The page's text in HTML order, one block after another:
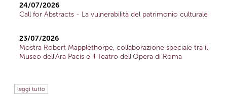
24/07/2026
Call for Abstracts - La vulnerabilità del patrimonio culturale
23/07/2026
Mostra Robert Mapplethorpe, collaborazione speciale tra il
Museo dell'Ara Pacis e il Teatro dell'Opera di Roma
leggi tutto